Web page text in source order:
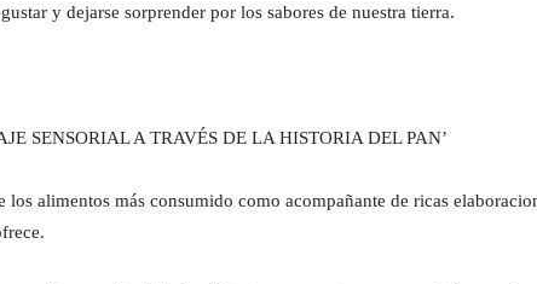
y dejarse sorprender por los sabores de nuestra tierra.
SENSORIAL A TRAVÉS DE LA HISTORIA DEL PAN’
alimentos más consumido como acompañante de ricas